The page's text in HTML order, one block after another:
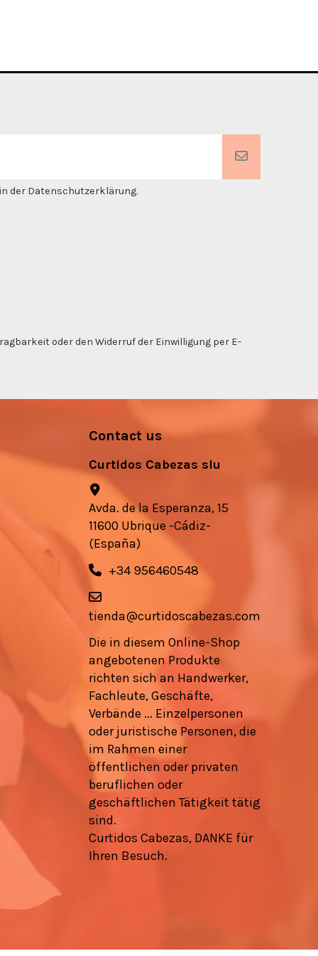
der Datenschutzerklärung.
oder den Widerruf der Einwilligung per E-
Contact us
Curtidos Cabezas slu
Avda. de la Esperanza, 15
11600 Ubrique -Cádiz-
(España)
+34 956460548
tienda@curtidoscabezas.com
Die in diesem Online-Shop
angebotenen Produkte
richten sich an Handwerker,
Fachleute, Geschäfte,
Verbände ... Einzelpersonen
oder juristische Personen, die
im Rahmen einer
öffentlichen oder privaten
beruflichen oder
geschäftlichen Tätigkeit tätig
sind.
Curtidos Cabezas, DANKE für
Ihren Besuch.